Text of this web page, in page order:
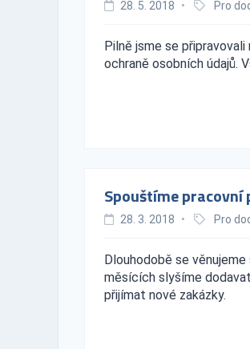
28. 5. 2018 • Pro
Pilně jsme se
ochraně osobních údajů.
Spouštíme pracovní
28. 3. 2018 • Pro
Dlouhodobě se
měsících slyšíme
přijímat nové zakázky.